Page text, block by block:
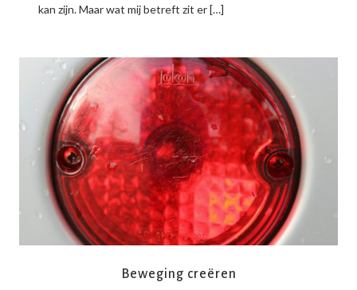
kan zijn. Maar wat mij betreft zit er […]
READ MORE
Beweging creëren